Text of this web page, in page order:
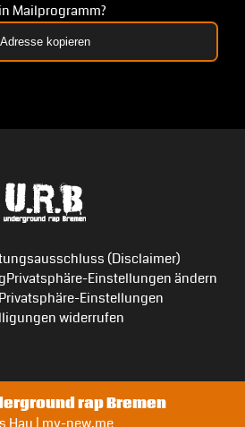
Mailprogramm?
Adresse kopieren
(Disclaimer)
Privatsphäre-Einstellungen ändern
Einstellungen
widerrufen
rap Bremen